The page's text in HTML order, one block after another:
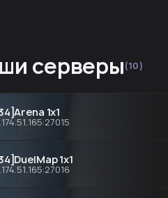
серверы(10)
1x1
1x1